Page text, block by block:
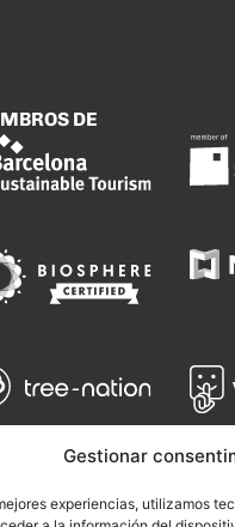
Gestionar
experiencias, utilizamos
DE